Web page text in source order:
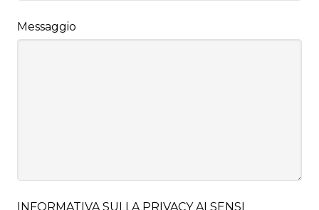
Messaggio
INFORMATIVA SULLA PRIVACY AI SENSI